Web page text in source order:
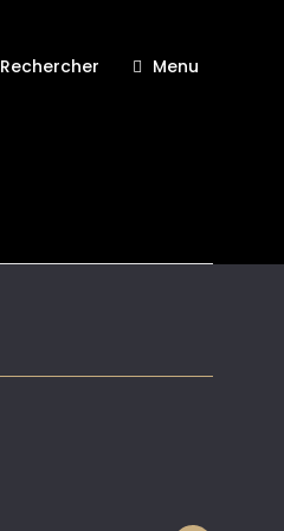
Rechercher Menu